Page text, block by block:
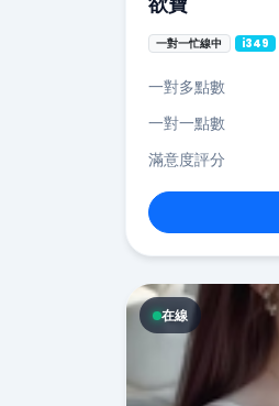
一對一忙線中 i349
一對多點數
一對一點數
滿意度評分
在線